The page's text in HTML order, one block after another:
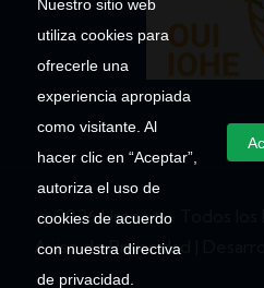
Nuestro sitio web
utiliza cookies para
ofrecerle una
experiencia apropiada
como visitante. Al
hacer clic en “Aceptar”,
autoriza el uso de
cookies de acuerdo
con nuestra directiva
de privacidad.
© 2026 Umecit – Todos los
Aviso de Privacidad